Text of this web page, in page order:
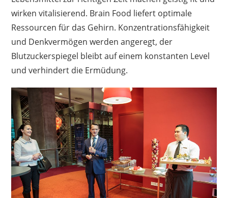
wirken vitalisierend. Brain Food liefert optimale
Ressourcen für das Gehirn. Konzentrationsfähigkeit
und Denkvermögen werden angeregt, der
Blutzuckerspiegel bleibt auf einem konstanten Level
und verhindert die Ermüdung.